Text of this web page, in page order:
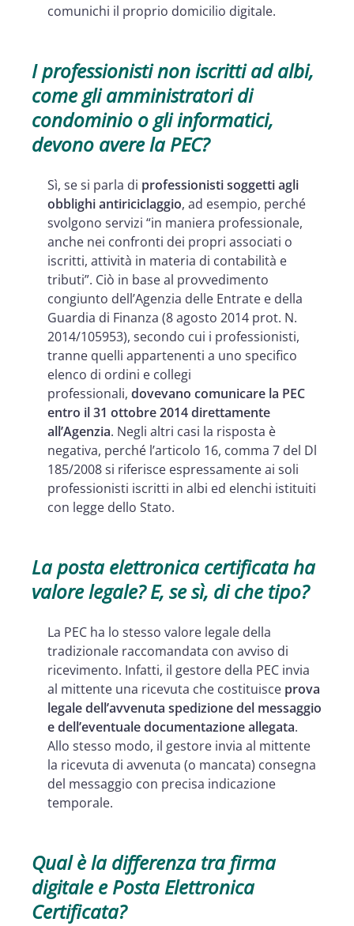
comunichi il proprio domicilio digitale.
I professionisti non iscritti ad albi,
come gli amministratori di
condominio o gli informatici,
devono avere la PEC?
Sì, se si parla di professionisti soggetti agli
obblighi antiriciclaggio, ad esempio, perché
svolgono servizi “in maniera professionale,
anche nei confronti dei propri associati o
iscritti, attività in materia di contabilità e
tributi”. Ciò in base al provvedimento
congiunto dell’Agenzia delle Entrate e della
Guardia di Finanza (8 agosto 2014 prot. N.
2014/105953), secondo cui i professionisti,
tranne quelli appartenenti a uno specifico
elenco di ordini e collegi
professionali, dovevano comunicare la PEC
entro il 31 ottobre 2014 direttamente
all’Agenzia. Negli altri casi la risposta è
negativa, perché l’articolo 16, comma 7 del Dl
185/2008 si riferisce espressamente ai soli
professionisti iscritti in albi ed elenchi istituiti
con legge dello Stato.
La posta elettronica certificata ha
valore legale? E, se sì, di che tipo?
La PEC ha lo stesso valore legale della
tradizionale raccomandata con avviso di
ricevimento. Infatti, il gestore della PEC invia
al mittente una ricevuta che costituisce prova
legale dell’avvenuta spedizione del messaggio
e dell’eventuale documentazione allegata.
Allo stesso modo, il gestore invia al mittente
la ricevuta di avvenuta (o mancata) consegna
del messaggio con precisa indicazione
temporale.
Qual è la differenza tra firma
digitale e Posta Elettronica
Certificata?